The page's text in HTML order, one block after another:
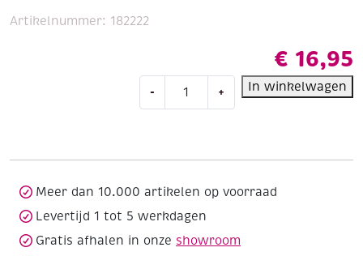
€ 16,95
-
Amsterdam
Napelsgeel
licht
+ In winkelwagen
Artikelnummer: 182222
Meer dan 10.000 artikelen op voorraad
Levertijd 1 tot 5 werkdagen
Gratis afhalen in onze showroom